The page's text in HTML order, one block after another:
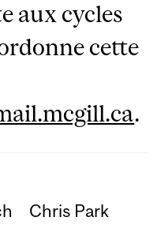
aux cycles
cette
.
Chris Park